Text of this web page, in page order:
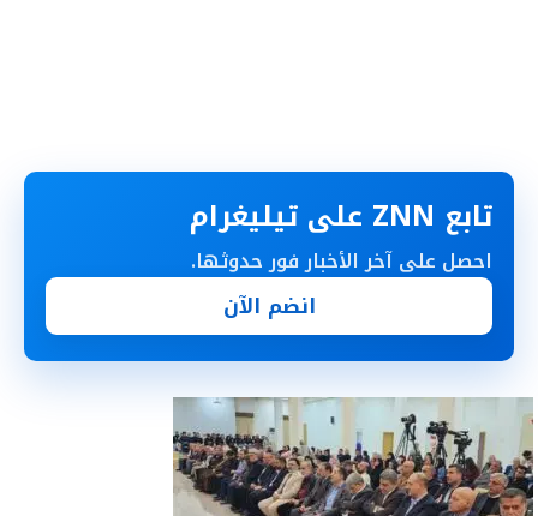
تابع ZNN على تيليغرام
احصل على آخر الأخبار فور حدوثها.
انضم الآن